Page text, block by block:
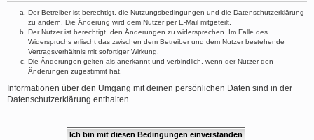
Der Betreiber ist berechtigt, die Nutzungsbedingungen und die Datenschutzerklärung
zu ändern. Die Änderung wird dem Nutzer per E-Mail mitgeteilt.
Der Nutzer ist berechtigt, den Änderungen zu widersprechen. Im Falle des
Widerspruchs erlischt das zwischen dem Betreiber und dem Nutzer bestehende
Vertragsverhältnis mit sofortiger Wirkung.
Die Änderungen gelten als anerkannt und verbindlich, wenn der Nutzer den
Änderungen zugestimmt hat.
Informationen über den Umgang mit deinen persönlichen Daten sind in der
Datenschutzerklärung enthalten.